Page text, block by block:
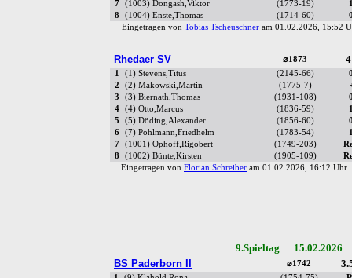
7
(1003) Dongash,Viktor (1773-19)
8
(1004) Enste,Thomas (1714-60)
Eingetragen von Tobias Tscheuschner am 01.02.2026, 15:52
Rhedaer SV ⌀1873
1 (1) Stevens,Titus (2145-66)
2
(2) Makowski,Martin (1775-7)
3
(3) Biernath,Thomas (1931-108)
4
(4) Otto,Marcus (1836-59)
5
(5) Döding,Alexander (1856-60)
6
(7) Pohlmann,Friedhelm (1783-54)
7
(1001) Ophoff,Rigobert (1749-203)
8
(1002) Bünte,Kirsten (1905-109)
Eingetragen von Florian Schreiber am 01.02.2026, 16:12
9.Spieltag 15.02.2026
BS Paderborn II
⌀1742